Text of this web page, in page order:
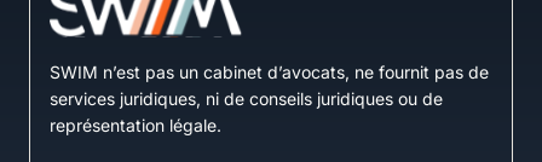
SWIM n’est pas un cabinet d’avocats, ne fournit pas de
services juridiques, ni de conseils juridiques ou de
représentation légale.